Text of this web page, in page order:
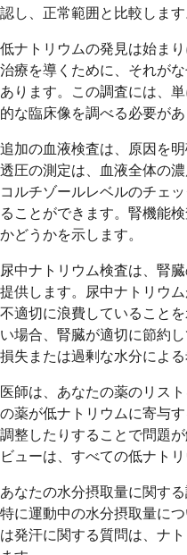
認し、正常範囲と比較します
低ナトリウムの発見は始ま
治療を導くために、それが
あります。この調査には、
的な臨床像を調べる必要があ
追加の血液検査は、原因を
透圧の測定は、血液全体の
コルチゾールレベルのチェ
ることができます。腎機能
かどうかを示します。
尿中ナトリウム検査は、腎
提供します。尿中ナトリウ
不適切に浪費していること
い場合、腎臓が適切に節約
損失または過剰な水分による
医師は、あなたの薬のリス
の薬が低ナトリウムに寄与
調整したりすることで問題
ビューは、すべての低ナト
あなたの水分摂取量に関す
特に運動中の水分摂取量に
は発汗に関する質問は、ナ